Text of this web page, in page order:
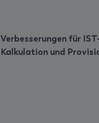
Verbesserungen für
Kalkulation und